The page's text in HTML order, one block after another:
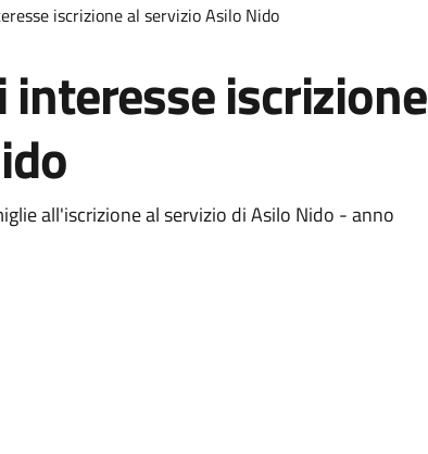
iscrizione al servizio Asilo Nido
iscrizione
all'iscrizione al servizio di Asilo Nido - anno